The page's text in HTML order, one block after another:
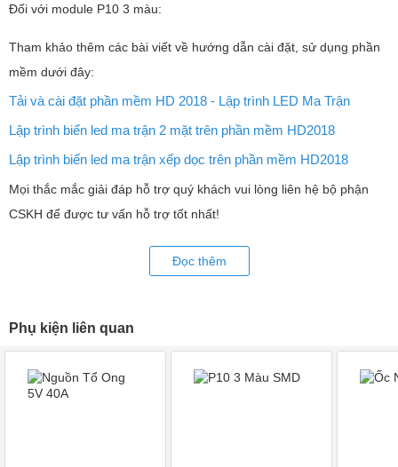
Đối với module P10 3 màu:
Tham khảo thêm các bài viết về hướng dẫn cài đặt, sử dụng phần
mềm dưới đây:
Tải và cài đặt phần mềm HD 2018 - Lập trình LED Ma Trận
Lập trình biển led ma trận 2 mặt trên phần mềm HD2018
Lập trình biển led ma trận xếp dọc trên phần mềm HD2018
Mọi thắc mắc giải đáp hỗ trợ quý khách vui lòng liên hệ bộ phận
CSKH để được tư vấn hỗ trợ tốt nhất!
Đọc thêm
Phụ kiện liên quan